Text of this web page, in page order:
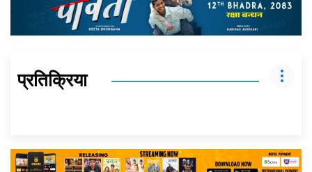
प्रतिक्रिया